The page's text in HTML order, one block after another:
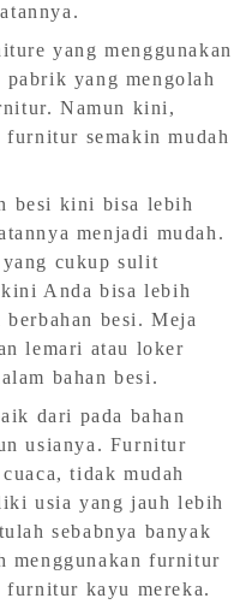
yang menggunakan
pabrik yang mengolah
Namun kini,
semakin mudah
besi kini bisa lebih
menjadi mudah.
cukup sulit
Anda bisa lebih
besi. Meja
lemari atau loker
bahan besi.
dari pada bahan
usianya. Furnitur
tidak mudah
usia yang jauh lebih
sebabnya banyak
menggunakan furnitur
furnitur kayu mereka.